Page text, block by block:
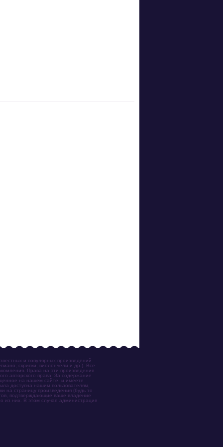
и популярных произведений
скрипки, виолончели и др.). Все
Права на эти произведения
авторского права. За содержание
на нашем сайте, и имеете
доступна нашим пользователям,
на страницу произведения (будь то
подтверждающие ваше владение
из них. В этом случае администрация